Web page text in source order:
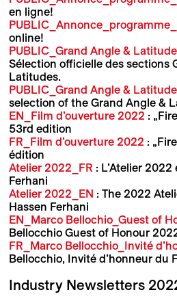
en ligne!
online!
PUBLIC_Grand Angle &
Sélection officielle des sections
Latitudes.
PUBLIC_Grand Angle &
selection of the Grand Angle &
EN_Film d’ouverture 2022 :
53rd edition
FR_Film d’ouverture 2022 :
édition
Atelier 2022_FR : L’Atelier
Ferhani
Atelier 2022_EN : The 2022
Hassen Ferhani
EN_Marco Bellochio_Guest of
Bellocchio Guest of Honour
FR_Marco Bellocchio_Invité
Bellocchio, Invité d’honneur du
Industry Newsletters